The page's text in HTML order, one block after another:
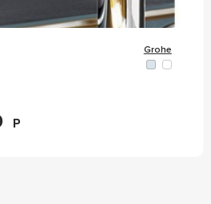
Grohe
Р